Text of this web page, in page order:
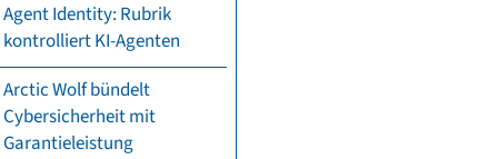
Agent Identity: Rubrik
kontrolliert KI-Agenten
Arctic Wolf bündelt
Cybersicherheit mit
Garantieleistung